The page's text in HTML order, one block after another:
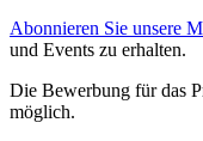
Abonnieren Sie unsere
und Events zu erhalten.
Die Bewerbung für das
möglich.